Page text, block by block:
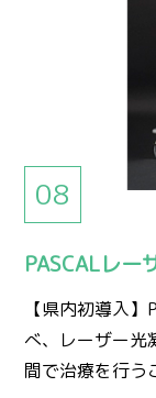
PASCALレー
【県内初導入
べ、レーザー光
間で治療を行う